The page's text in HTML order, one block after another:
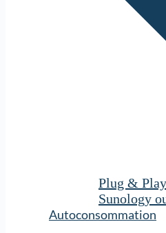
Plug & Play
Sunology
Autoconsommation